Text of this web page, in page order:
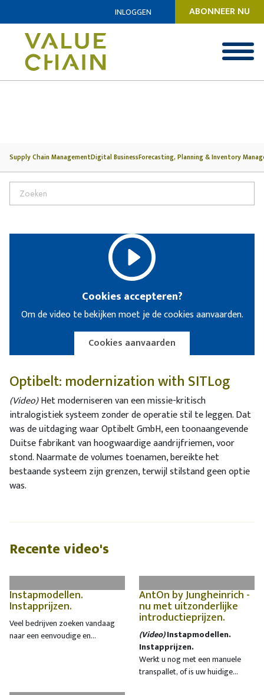
INLOGGEN ABONNEER NU
Supply Chain ManagementDigital BusinessForecasting, Planning & Inventory
Cookies accepteren?
Om de video te bekijken moet je de cookies aanvaarden.
Cookies aanvaarden
Optibelt: modernization with SITLog
(Video)Het moderniseren van een missie-kritisch
intralogistiek systeem zonder de operatie stil te leggen. Dat
was de uitdaging waar Optibelt GmbH, een toonaangevende
Duitse fabrikant van hoogwaardige aandrijfriemen, voor
stond. Naarmate de volumes toenamen, bereikte het
bestaande systeem zijn grenzen, terwijl stilstand geen optie
was.
Recente video's
Instapmodellen.
Instapprijzen.
Veel bedrijven zoeken vandaag
naar een eenvoudige en
AntOn by Jungheinrich -
nu met uitzonderlijke
introductieprijzen.
(Video)Instapmodellen.
Instapprijzen.
Werkt u nog met een manuele
transpallet, of is uw huidige